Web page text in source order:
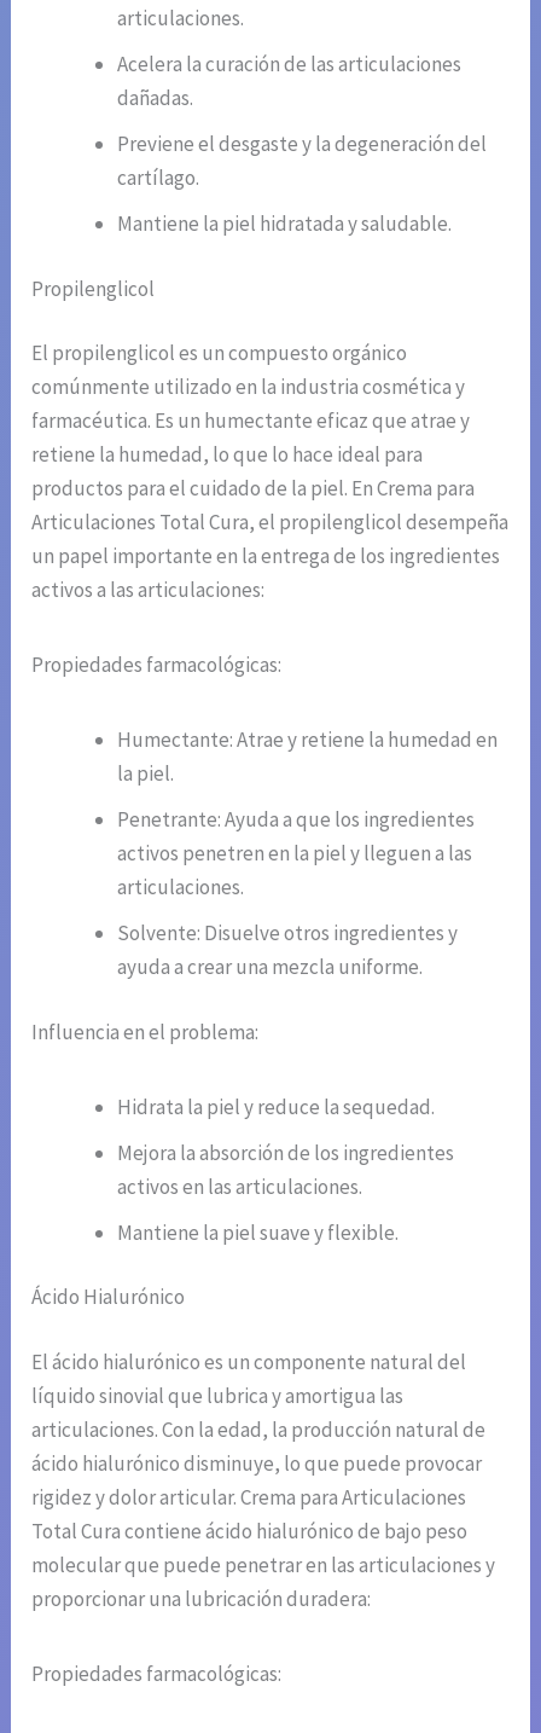
articulaciones.
Acelera la curación de las articulaciones
dañadas.
Previene el desgaste y la degeneración del
cartílago.
Mantiene la piel hidratada y saludable.
Propilenglicol
El propilenglicol es un compuesto orgánico
comúnmente utilizado en la industria cosmética y
farmacéutica. Es un humectante eficaz que atrae y
retiene la humedad, lo que lo hace ideal para
productos para el cuidado de la piel. En Crema para
Articulaciones Total Cura, el propilenglicol desempeña
un papel importante en la entrega de los ingredientes
activos a las articulaciones:
Propiedades farmacológicas:
Humectante: Atrae y retiene la humedad en
la piel.
Penetrante: Ayuda a que los ingredientes
activos penetren en la piel y lleguen a las
articulaciones.
Solvente: Disuelve otros ingredientes y
ayuda a crear una mezcla uniforme.
Influencia en el problema:
Hidrata la piel y reduce la sequedad.
Mejora la absorción de los ingredientes
activos en las articulaciones.
Mantiene la piel suave y flexible.
Ácido Hialurónico
El ácido hialurónico es un componente natural del
líquido sinovial que lubrica y amortigua las
articulaciones. Con la edad, la producción natural de
ácido hialurónico disminuye, lo que puede provocar
rigidez y dolor articular. Crema para Articulaciones
Total Cura contiene ácido hialurónico de bajo peso
molecular que puede penetrar en las articulaciones y
proporcionar una lubricación duradera:
Propiedades farmacológicas: